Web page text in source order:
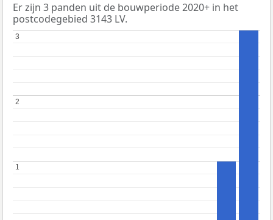
Er zijn 3 panden uit de bouwperiode 2020+ in het
postcodegebied 3143 LV.
1
1
2
2
3
3